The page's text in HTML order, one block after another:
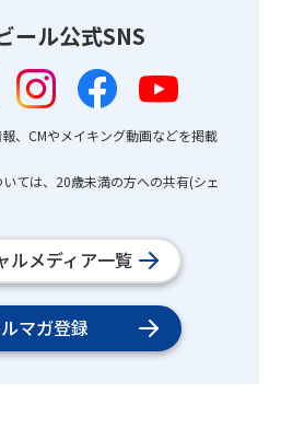
ール公式SNS
、CMやメイキング動画などを掲載
ては、20歳未満の方への共有(シェ
ルメディア一覧
マガ登録